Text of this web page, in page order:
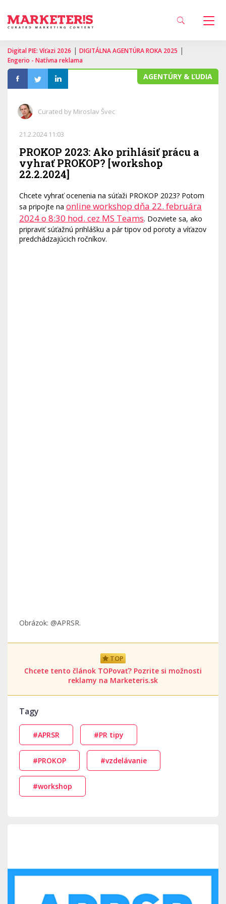
Digital PIE: Víťazi 2026 | DIGITÁLNA AGENTÚRA ROKA 2025 |
Engerio - Natívna reklama
AGENTÚRY & ĽUDIA
Curated by Miroslav Švec
21.2.2024 11:03
PROKOP 2023: Ako prihlásiť prácu a
vyhrať PROKOP? [workshop
22.2.2024]
Chcete vyhrať ocenenia na súťaži PROKOP 2023? Potom
sa pripojte na online workshop dňa 22. februára
2024 o 8:30 hod. cez MS Teams. Dozviete sa, ako
pripraviť súťažnú prihlášku a pár tipov od poroty a víťazov
predchádzajúcich ročníkov.
Obrázok: @APRSR.
TOP
Chcete tento článok TOPovať? Pozrite si možnosti
reklamy na Marketeris.sk
Tagy
#APRSR #PR tipy
#PROKOP #vzdelávanie
#workshop